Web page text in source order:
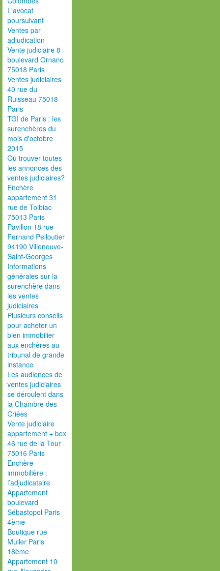
L'avocat
poursuivant
Ventes par
adjudication
Vente judiciaire 8
boulevard Ornano
75018 Paris
Ventes judiciaires
40 rue du
Ruisseau 75018
Paris
TGI de Paris : les
surenchères du
mois d'octobre
2015
Où trouver toutes
les annonces des
ventes judiciaires?
Enchère
appartement 31
rue de Tolbiac
75013 Paris
Pavillon 18 rue
Fernand Pelloutier
94190 Villeneuve-
Saint-Georges
Informations
générales sur la
surenchère dans
les ventes
judiciaires
Plusieurs conseils
pour acheter un
bien immobilier
aux enchères au
tribunal de grande
instance
Les audiences de
ventes judiciaires
se déroulent dans
la Chambre des
Criées
Vente judiciaire
appartement + box
46 rue de la Tour
75016 Paris
Enchère
immobilière :
l’adjudicataire
Appartement
boulevard
Sébastopol Paris
4ème
Boutique rue
Muller Paris
18ème
Appartement 10